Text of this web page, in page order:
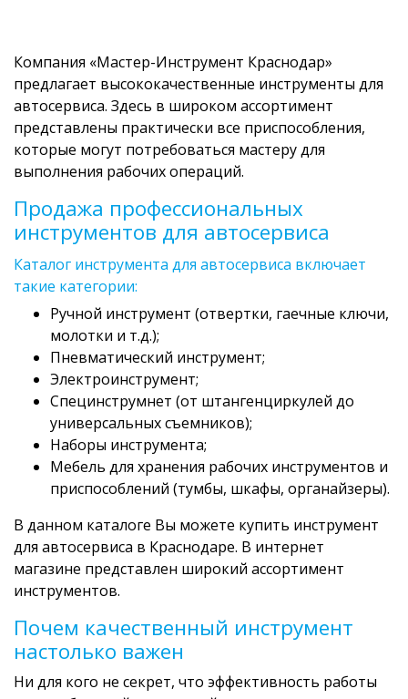
Компания «Мастер-Инструмент Краснодар»
предлагает высококачественные инструменты для
автосервиса. Здесь в широком ассортимент
представлены практически все приспособления,
которые могут потребоваться мастеру для
выполнения рабочих операций.
Продажа профессиональных
инструментов для автосервиса
Каталог инструмента для автосервиса включает
такие категории:
Ручной инструмент (отвертки, гаечные ключи,
молотки и т.д.);
Пневматический инструмент;
Электроинструмент;
Специнструмнет (от штангенциркулей до
универсальных съемников);
Наборы инструмента;
Мебель для хранения рабочих инструментов и
приспособлений (тумбы, шкафы, органайзеры).
В данном каталоге Вы можете купить инструмент
для автосервиса в Краснодаре. В интернет
магазине представлен широкий ассортимент
инструментов.
Почем качественный инструмент
настолько важен
Ни для кого не секрет, что эффективность работы